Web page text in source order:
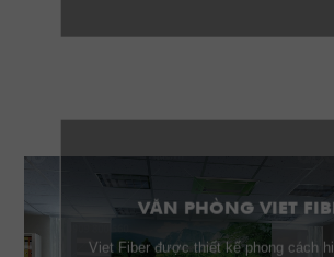
VĂN PHÒNG VIET
Viet Fiber được thiết kế phong cách